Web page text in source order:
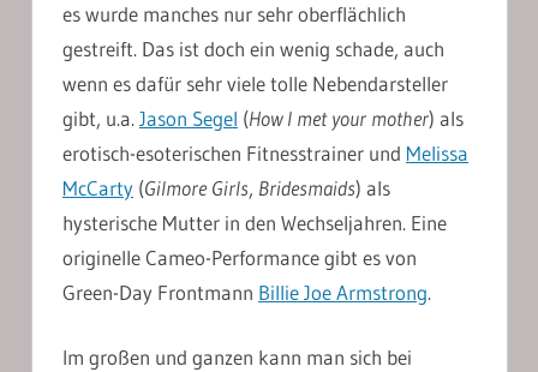
es wurde manches nur sehr oberflächlich
gestreift. Das ist doch ein wenig schade, auch
wenn es dafür sehr viele tolle Nebendarsteller
gibt, u.a.Jason Segel (How I met your mother) als
erotisch-esoterischen Fitnesstrainer und Melissa
McCarty (Gilmore Girls, Bridesmaids) als
hysterische Mutter in den Wechseljahren. Eine
originelle Cameo-Performance gibt es von
Green-Day Frontmann Billie Joe Armstrong.
Im großen und ganzen kann man sich bei